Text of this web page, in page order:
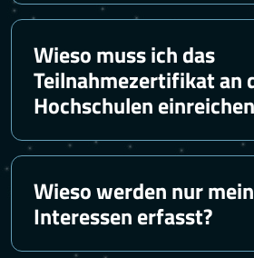
Wieso muss ich das
Teilnahmezertifikat an
Hochschulen
Wieso werden nur
Interessen erfasst?